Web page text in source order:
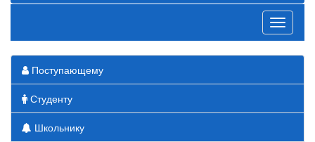
Toggle
Поступающему
Студенту
Школьнику